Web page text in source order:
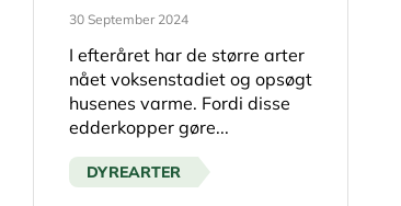
30 September 2024
I efteråret har de større arter
nået voksenstadiet og opsøgt
husenes varme. Fordi disse
edderkopper gøre...
DYREARTER